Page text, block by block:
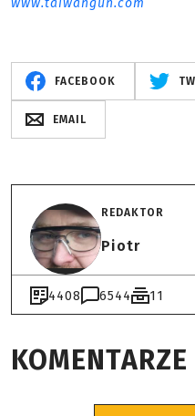
www.taiwangun.com
FACEBOOK
EMAIL
REDAKTOR
Piotr
4408 6544 11
KOMENTARZE